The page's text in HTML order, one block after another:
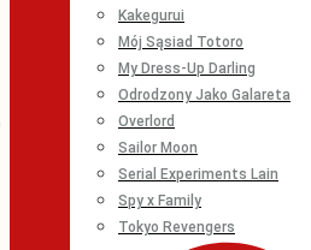
Kakegurui
Mój Sąsiad Totoro
My Dress-Up Darling
Odrodzony Jako Galareta
Overlord
Sailor Moon
Serial Experiments Lain
Spy x Family
Tokyo Revengers